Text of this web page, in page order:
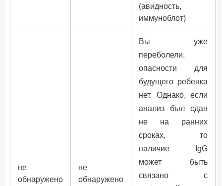
(авидность,
иммуноблот)
не
обнаружено
не
обнаружено
Вы уже
переболели,
опасности для
будущего ребенка
нет. Однако, если
анализ был сдан
не на ранних
сроках, то
наличие IgG
может быть
связано с